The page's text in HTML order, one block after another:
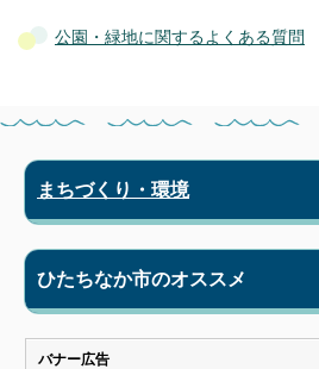
公園・緑地に関するよくある質問
まちづくり・環境
ひたちなか市のオススメ
バナー広告